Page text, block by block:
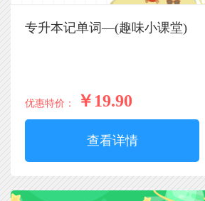
专升本记单词—(趣味小课堂)
优惠特价： ￥19.90
查看详情